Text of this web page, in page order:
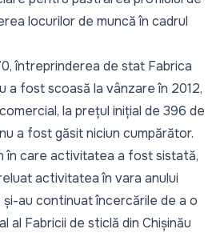
locurilor de muncă în cadrul
întreprinderea de stat Fabrica
a fost scoasă la vânzare în 2012,
la prețul inițial de 396 de
a fost găsit niciun cumpărător.
în care activitatea a fost sistată,
activitatea în vara anului
și-au continuat încercările de a o
al Fabricii de sticlă din Chișinău